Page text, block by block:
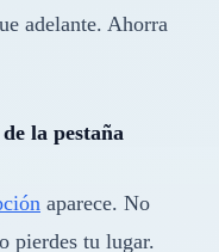
adelante. Ahorra
la pestaña
aparece. No
pierdes tu lugar.